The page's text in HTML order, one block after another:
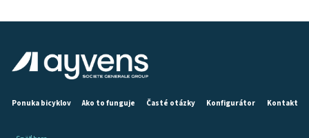
Ponuka bicyklov Ako to funguje Časté otázky Konfigurátor Kontakt